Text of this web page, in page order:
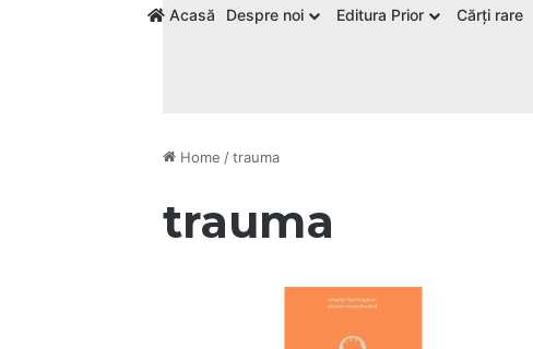
Acasă Despre noi Editura Prior Cărți rare
Home / trauma
trauma